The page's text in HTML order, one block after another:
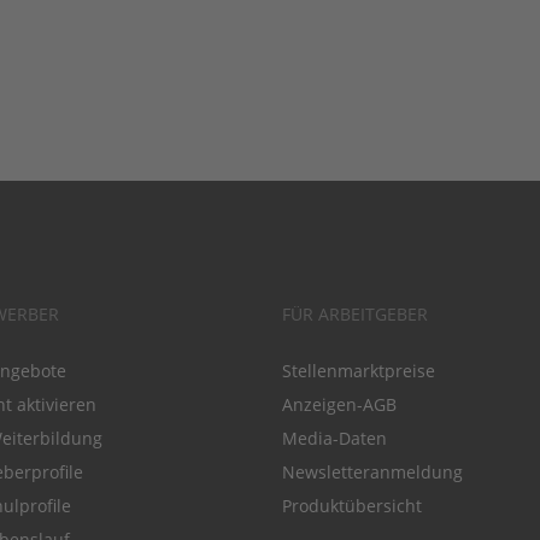
aktivieren
FÜR ARBEITGEBER
Stellenmarktpreise
Anzeigen-AGB
Media-Daten
Newsletteranmeldung
Produktübersicht